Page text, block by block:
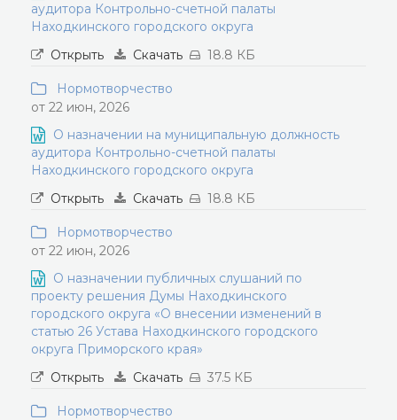
аудитора Контрольно-счетной палаты
Находкинского городского округа
Открыть
Скачать 18.8 КБ
Нормотворчество
от 22 июн, 2026
О назначении на муниципальную должность
аудитора Контрольно-счетной палаты
Находкинского городского округа
Открыть
Скачать 18.8 КБ
Нормотворчество
от 22 июн, 2026
О назначении публичных слушаний по
проекту решения Думы Находкинского
городского округа «О внесении изменений в
статью 26 Устава Находкинского городского
округа Приморского края»
Открыть
Скачать 37.5 КБ
Нормотворчество